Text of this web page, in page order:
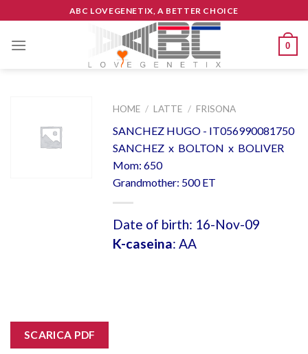
to
content
ABC LOVEGENETIX, A BETTER CHOICE
0
HOME / LATTE / FRISONA
SANCHEZ HUGO - IT056990081750
SANCHEZ x BOLTON x BOLIVER
Mom: 650
Grandmother: 500 ET
Date of birth: 16-Nov-09
K-caseina: AA
SCARICA PDF